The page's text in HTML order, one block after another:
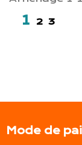
1 2 3
Mode de